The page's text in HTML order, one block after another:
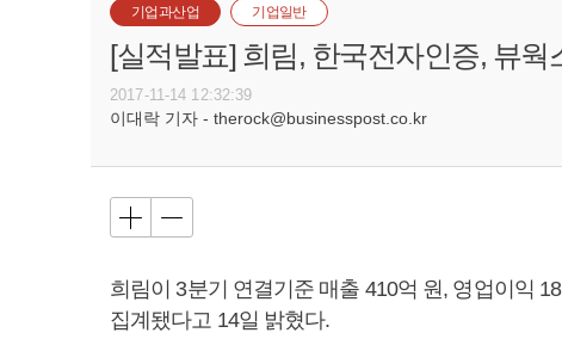
기업과산업 기업일반
[실적발표] 희림, 한국전자인증, 뷰웍
2017-11-14 12:32:39
이대락 기자 - therock@businesspost.co.kr
희림이 3분기 연결기준 매출 410억 원, 영업이익
집계됐다고 14일 밝혔다.